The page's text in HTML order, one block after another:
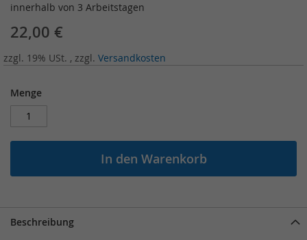
innerhalb von 3 Arbeitstagen
22,00 €
zzgl. 19% USt. , zzgl. Versandkosten
Menge
In den Warenkorb
Beschreibung